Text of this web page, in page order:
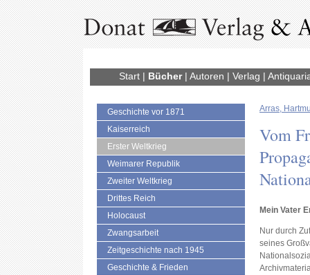
Start| Bücher| Autoren | Verlag |
Geschichte vor 1871
Kaiserreich
Erster Weltkrieg
Weimarer Republik
Zweiter Weltkrieg
Drittes Reich
Holocaust
Zwangsarbeit
Zeitgeschichte nach 1945
Geschichte & Frieden
Arras,
Vom
Mein Vater
Nur durch
seines